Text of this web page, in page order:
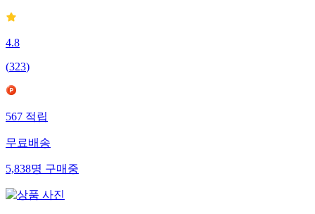
4.8
(323)
567 적립
무료배송
5,838명 구매중